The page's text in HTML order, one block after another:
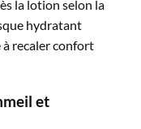
la lotion selon la
hydratant
recaler confort
et